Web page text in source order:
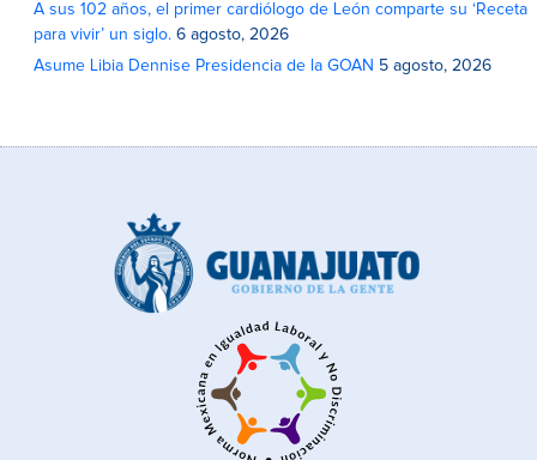
A sus 102 años, el primer cardiólogo de León comparte su ‘Receta
para vivir’ un siglo. 6 agosto, 2026
Asume Libia Dennise Presidencia de la GOAN 5 agosto, 2026